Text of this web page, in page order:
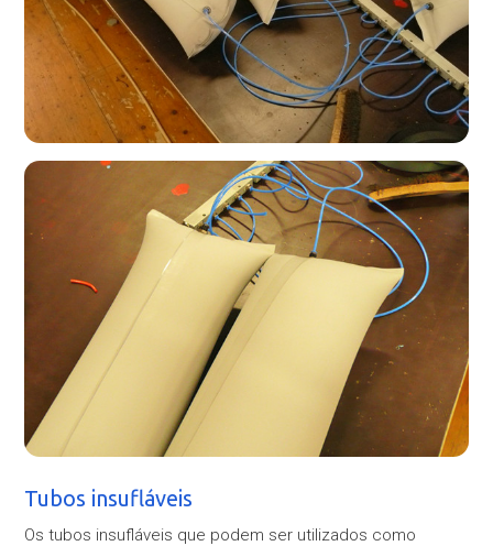
Tubos insufláveis
Os tubos insufláveis que podem ser utilizados como